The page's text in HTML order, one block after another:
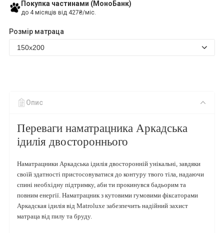
Покупка частинами (МоноБанк)
до 4 місяців від 427₴/міс.
Розмір матраца
Опис
Переваги наматрацника Аркадська
ідилія двостороннього
Наматрацники Аркадська ідилія двосторонній унікальні, завдяки
своїй здатності пристосовуватися до контуру твого тіла, надаючи
спині необхідну підтримку, аби ти прокинувся бадьорим та
повним енергії. Наматрацник з кутовими гумовими фіксаторами
Аркадская ідилія від Matroluxe забезпечить надійний захист
матраца від пилу та бруду.